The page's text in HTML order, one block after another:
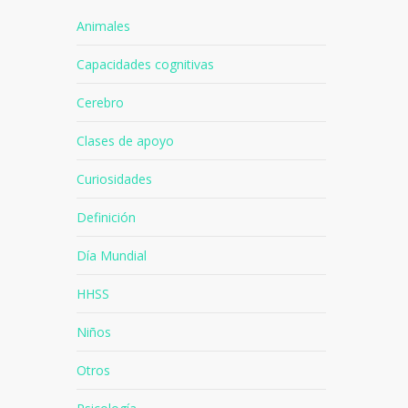
Animales
Capacidades cognitivas
Cerebro
Clases de apoyo
Curiosidades
Definición
Día Mundial
HHSS
Niños
Otros